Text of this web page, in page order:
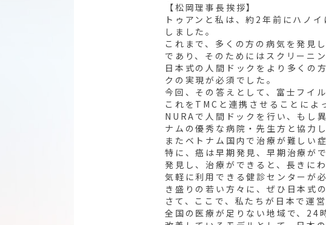
【松岡理事長挨拶】
トゥアンと私は、約2年前にハノ
しました。
これまで、多くの方の病気を発見
であり、そのためにはスクリーニ
日本式の人間ドックをより多くの
クの実現が必須でした。
今回、その答えとして、富士フイ
これをTMCと連携させることによ
NURAで人間ドックを行い、もし
ナムの優秀な病院・先生方と協力
またベトナム国内で治療が難しい
特に、癌は早期発見、早期治療が
発見し、治療ができると、長きに
気軽に利用できる健診センターが
き盛りの若い方々に、ぜひ日本式
さて、ここで、私たちが日本で運
全国の医療が足りない地域で、24